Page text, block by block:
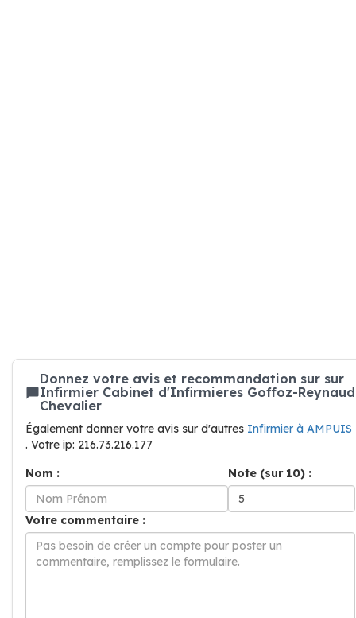
Donnez votre avis et recommandation sur sur
Infirmier Cabinet d'Infirmieres Goffoz-Reynaud
Chevalier
Également donner votre avis sur d'autres Infirmier à AMPUIS
. Votre ip: 216.73.216.177
Nom :
Note (sur 10) :
Votre commentaire :